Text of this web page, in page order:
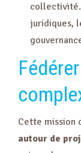
collectivité.
juridiques,
Cette mission
autour de